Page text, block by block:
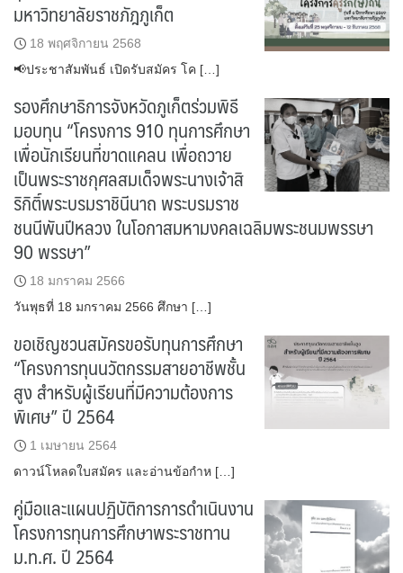
มหาวิทยาลัยราชภัฎภูเก็ต
18 พฤศจิกายน 2568
📢ประชาสัมพันธ์ เปิดรับสมัคร โค […]
รองศึกษาธิการจังหวัดภูเก็ตร่วมพิธี
มอบทุน “โครงการ 910 ทุนการศึกษา
เพื่อนักเรียนที่ขาดแคลน เพื่อถวาย
เป็นพระราชกุศลสมเด็จพระนางเจ้าสิ
ริกิติ์พระบรมราชินีนาถ พระบรมราช
ชนนีพันปีหลวง ในโอกาสมหามงคลเฉลิมพระชนมพรรษา
90 พรรษา”
18 มกราคม 2566
วันพุธที่ 18 มกราคม 2566 ศึกษา […]
ขอเชิญชวนสมัครขอรับทุนการศึกษา
“โครงการทุนนวัตกรรมสายอาชีพชั้น
สูง สำหรับผู้เรียนที่มีความต้องการ
พิเศษ” ปี 2564
1 เมษายน 2564
ดาวน์โหลดใบสมัคร และอ่านข้อกำห […]
คู่มือและแผนปฏิบัติการการดำเนินงาน
โครงการทุนการศึกษาพระราชทาน
ม.ท.ศ. ปี 2564